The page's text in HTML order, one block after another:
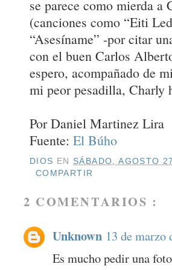
se parece como mierda a
(canciones como “Eiti
“Asesíname” -por citar
con el buen Carlos
espero, acompañado de
mi peor pesadilla,
Por Daniel Martinez Lira
Fuente: El Búho
DIOS EN SÁBADO, AGOSTO
COMPARTIR
2 COMENTARIOS :
Unknown 13 de marzo
Es mucho pedir una